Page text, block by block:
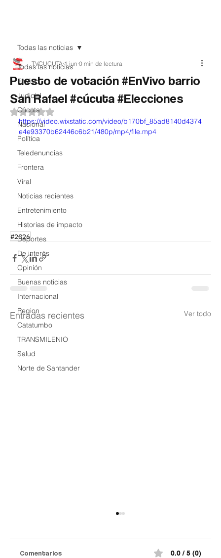
Todas las noticias
EnVivo
Judicial
Cúcuta
Nacional
Política
Teledenuncias
Frontera
Viral
Noticias recientes
Entretenimiento
Historias de impacto
Deportes
De interés
Opinión
Buenas noticias
Internacional
Region
Catatumbo
TRANSMILENIO
Salud
Norte de Santander
Todas las noticias
Puesto de votación #EnVivo barrio
San Rafael #cúcuta #Elecciones
TVCUCUTA 1 jun 0 min de lectura
Obtuvo NaN de 5 estrellas.
https://video.wixstatic.com/video/b170bf_85ad8140d4374
e4e93370b62446c6b21/480p/mp4/file.mp4
#2026
Entradas recientes Ver todo
terr0r1st@ de la madrugada
¡Impactante! Así quedó el comando de la
Comentarios 0.0 / 5 (0)